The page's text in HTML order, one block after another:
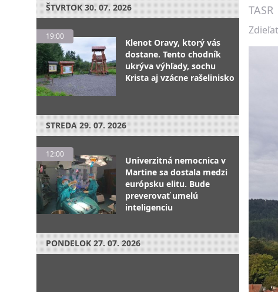
ŠTVRTOK 30. 07. 2026
19:00
Klenot Oravy, ktorý vás
dostane. Tento chodník
ukrýva výhľady, sochu
Krista aj vzácne rašelinisko
STREDA 29. 07. 2026
12:00
Univerzitná nemocnica v
Martine sa dostala medzi
európsku elitu. Bude
preverovať umelú
inteligenciu
PONDELOK 27. 07. 2026
TASR